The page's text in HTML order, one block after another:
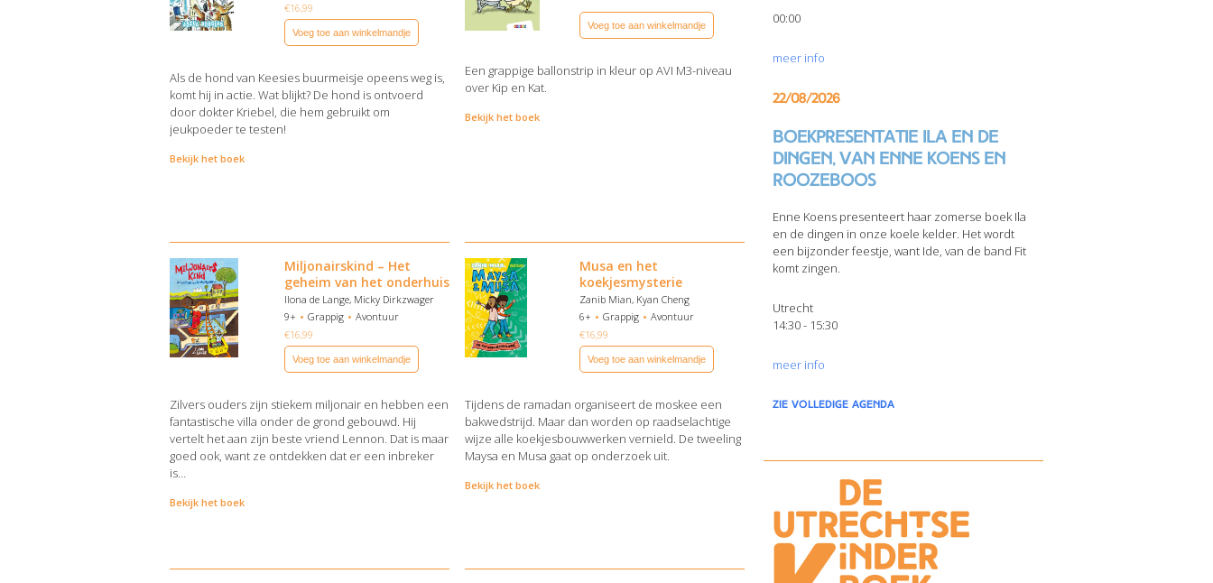
€16,99
Voeg toe aan winkelmandje
Als de hond van Keesies buurmeisje opeens weg is,
komt hij in actie. Wat blijkt? De hond is ontvoerd
door dokter Kriebel, die hem gebruikt om
jeukpoeder te testen!
Bekijk het boek
Voeg toe aan winkelmandje
Een grappige ballonstrip in kleur op AVI M3-niveau
over Kip en Kat.
Bekijk het boek
Miljonairskind – Het
geheim van het onderhuis
Ilona de Lange, Micky Dirkzwager
9+
Grappig
Avontuur
€16,99
Voeg toe aan winkelmandje
Zilvers ouders zijn stiekem miljonair en hebben een
fantastische villa onder de grond gebouwd. Hij
vertelt het aan zijn beste vriend Lennon. Dat is maar
goed ook, want ze ontdekken dat er een inbreker
is…
Bekijk het boek
Musa en het
koekjesmysterie
Zanib Mian, Kyan Cheng
6+
Grappig
Avontuur
€16,99
Voeg toe aan winkelmandje
Tijdens de ramadan organiseert de moskee een
bakwedstrijd. Maar dan worden op raadselachtige
wijze alle koekjesbouwwerken vernield. De tweeling
Maysa en Musa gaat op onderzoek uit.
Bekijk het boek
00:00
meer info
22/08/2026
Boekpresentatie Ila en de
dingen, van Enne Koens en
Roozeboos
Enne Koens presenteert haar zomerse boek Ila
en de dingen in onze koele kelder. Het wordt
een bijzonder feestje, want Ide, van de band Fit
komt zingen.
Utrecht
14:30 - 15:30
meer info
zie volledige agenda